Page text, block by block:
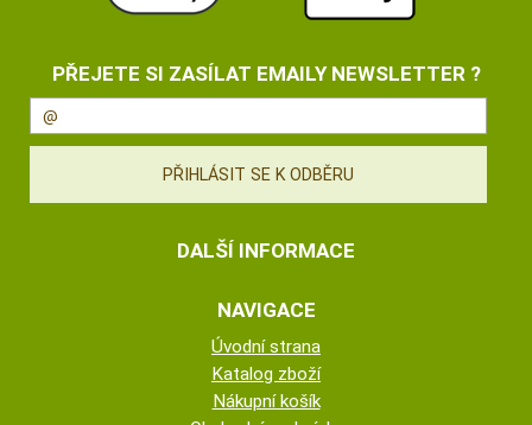
PŘEJETE SI ZASÍLAT EMAILY NEWSLETTER ?
DALŠÍ INFORMACE
NAVIGACE
Úvodní strana
Katalog zboží
Nákupní košík